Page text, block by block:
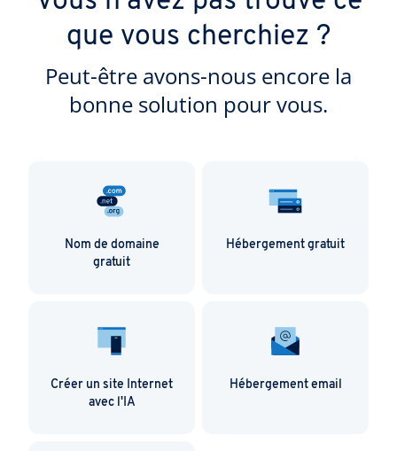
que vous cherchiez ?
Peut-être avons-nous encore la
bonne solution pour vous.
Nom de domaine
gratuit
Hébergement gratuit
Créer un site Internet
avec l'IA
Hébergement email